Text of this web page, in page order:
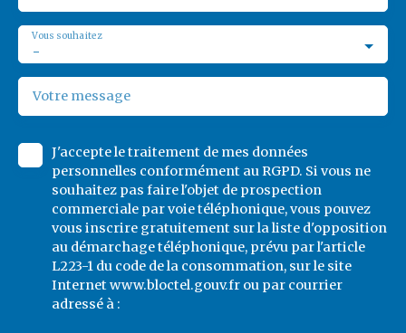
-
Vous souhaitez
Votre message
J'accepte le traitement de mes données
personnelles conformément au RGPD. Si vous ne
souhaitez pas faire l'objet de prospection
commerciale par voie téléphonique, vous pouvez
vous inscrire gratuitement sur la liste d'opposition
au démarchage téléphonique, prévu par l'article
L223-1 du code de la consommation, sur le site
Internet www.bloctel.gouv.fr ou par courrier
adressé à :